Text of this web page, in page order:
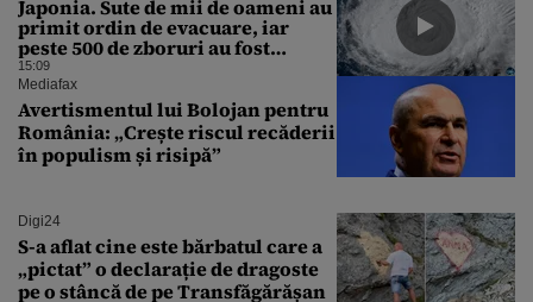
Japonia. Sute de mii de oameni au
primit ordin de evacuare, iar
peste 500 de zboruri au fost
anulate
15:09
Mediafax
Avertismentul lui Bolojan pentru
România: „Crește riscul recăderii
în populism și risipă”
Digi24
S-a aflat cine este bărbatul care a
„pictat” o declarație de dragoste
pe o stâncă de pe Transfăgărășan